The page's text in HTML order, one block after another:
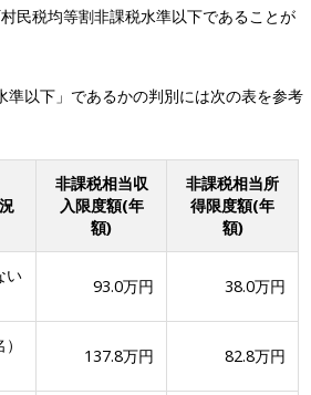
民税均等割非課税水準以下であることが
準以下」であるかの判別には次の表を参考
非課税相当収
入限度額(年
額)
非課税相当所
得限度額(年
額)
い
93.0万円 38.0万円
137.8万円 82.8万円